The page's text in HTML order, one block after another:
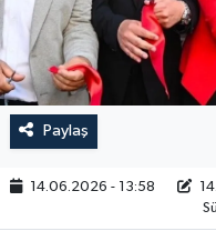
Paylaş
14.06.2026 - 13:58
RESMİ İLAN